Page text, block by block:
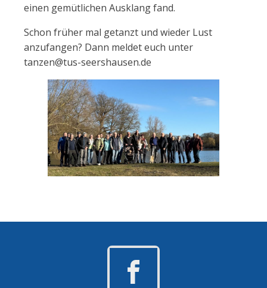
einen gemütlichen Ausklang fand.
Schon früher mal getanzt und wieder Lust
anzufangen? Dann meldet euch unter
tanzen@tus-seershausen.de